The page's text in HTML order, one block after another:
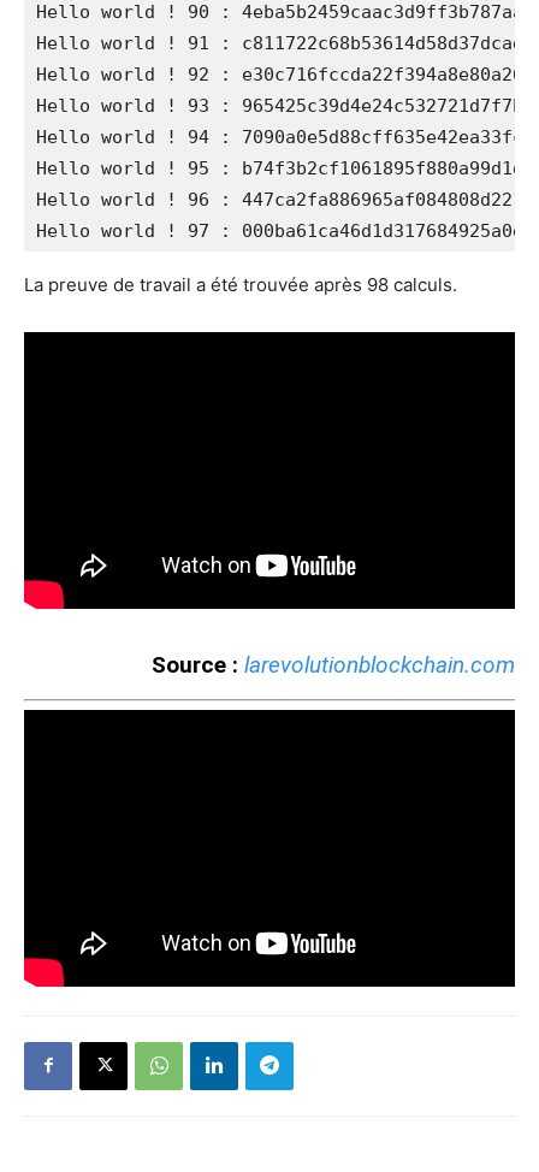
Hello world ! 90 :
Hello world ! 91 :
Hello world ! 92 :
Hello world ! 93 :
Hello world ! 94 :
Hello world ! 95 :
Hello world ! 96 :
La preuve de travail a été trouvée après 98 calculs.
Source : larevolutionblockchain.com